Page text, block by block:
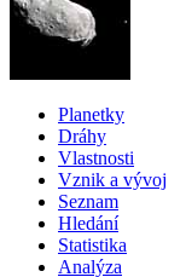
Planetky
Dráhy
Vlastnosti
Vznik a vývoj
Seznam
Hledání
Statistika
Analýza